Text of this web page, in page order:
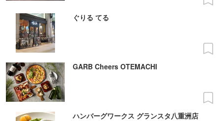
ぐりる てる
GARB Cheers OTEMACHI
ハンバーグワークス グランスタ八重洲店